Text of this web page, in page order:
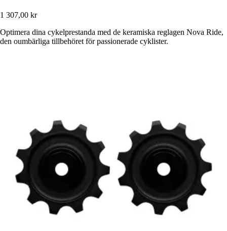
1 307,00 kr
Optimera dina cykelprestanda med de keramiska reglagen Nova Ride,
den oumbärliga tillbehöret för passionerade cyklister.